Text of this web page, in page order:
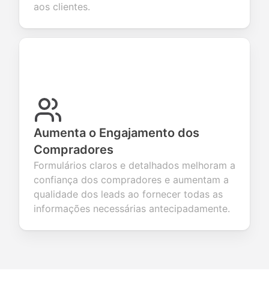
aos clientes.
Aumenta o Engajamento dos
Compradores
Formulários claros e detalhados melhoram a
confiança dos compradores e aumentam a
qualidade dos leads ao fornecer todas as
informações necessárias antecipadamente.